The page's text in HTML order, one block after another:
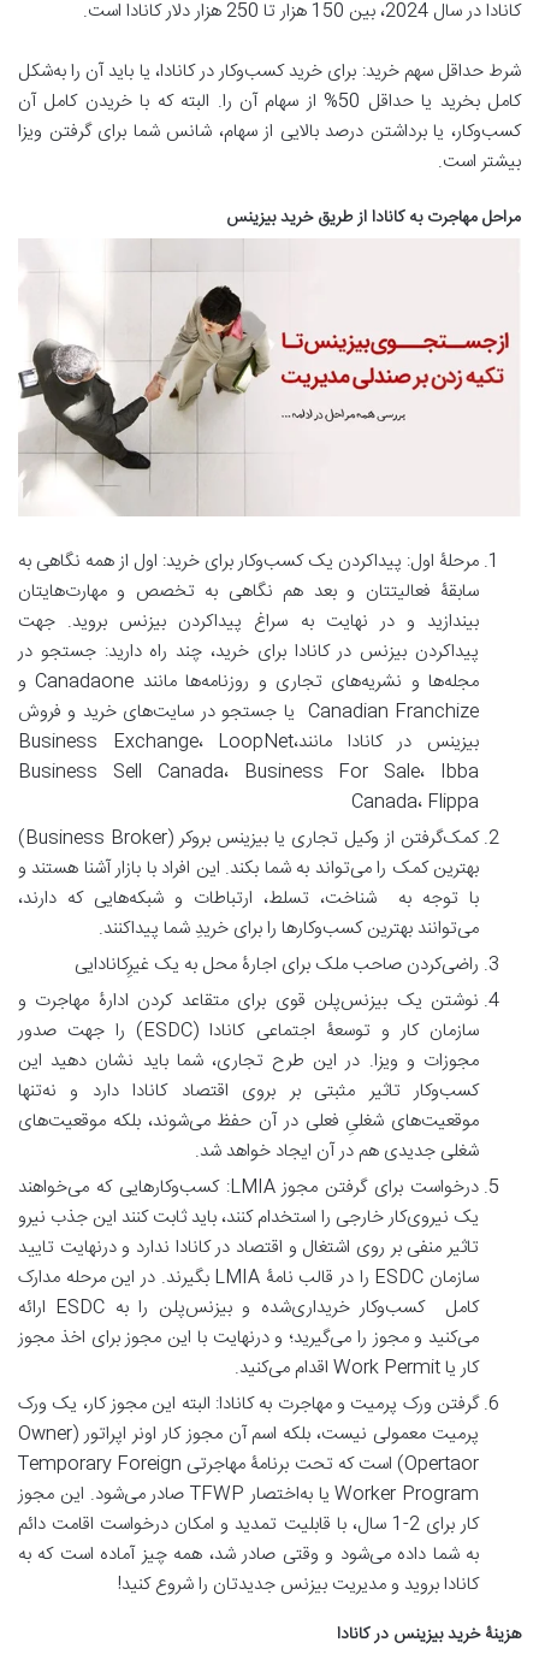
کانادا در سال 2024، بین 150 هزار تا 250 هزار دلار کانادا است.
شرط حداقل سهم خرید: برای خرید کسب‌وکار در کانادا، یا باید آن را به‌شکل
کامل بخرید یا حداقل 50% از سهام آن را. البته که با خریدن کامل آن
کسب‌وکار، یا برداشتن درصد بالایی از سهام، شانس شما برای گرفتن ویزا
بیشتر است.
مراحل مهاجرت به کانادا از طریق خرید بیزینس
مرحلۀ اول: پیداکردن یک کسب‌وکار برای خرید: اول از همه نگاهی به
سابقۀ فعالیتتان و بعد هم نگاهی به تخصص و مهارت‌هایتان
بیندازید و در نهایت به سراغ پیداکردن بیزنس بروید. جهت
پیداکردن بیزنس در کانادا برای خرید، چند راه دارید: جستجو در
مجله‌ها و نشریه‌های تجاری و روزنامه‌ها مانند Canadaone و
Canadian Franchize یا جستجو در سایت‌های خرید و فروش
بیزینس در کانادا مانندBusiness Exchange، LoopNet،
Business Sell Canada، Business For Sale، Ibba
Canada، Flippa
کمک‌گرفتن از وکیل تجاری یا بیزینس بروکر (Business Broker)
بهترین کمک را می‌تواند به شما بکند. این افراد با بازار آشنا هستند و
با توجه به شناخت، تسلط، ارتباطات و شبکه‌هایی که دارند،
می‌توانند بهترین کسب‌وکارها را برای خریدِ شما پیداکنند.
راضی‌کردن صاحب ملک برای اجارۀ محل به یک غیرِکانادایی
نوشتن یک بیزنس‌پلن قوی برای متقاعد کردن ادارۀ مهاجرت و
سازمان کار و توسعۀ اجتماعی کانادا (ESDC) را جهت صدور
مجوزات و ویزا. در این طرح تجاری، شما باید نشان دهید این
کسب‌وکار تاثیر مثبتی بر بروی اقتصاد کانادا دارد و نه‌تنها
موقعیت‌های شغلیِ فعلی در آن حفظ می‌شوند، بلکه موقعیت‌های
شغلی جدیدی هم در آن ایجاد خواهد شد.
درخواست برای گرفتن مجوز LMIA: کسب‌وکارهایی که می‌خواهند
یک نیروی‌کار خارجی را استخدام کنند، باید ثابت کنند این جذب نیرو
تاثیر منفی بر روی اشتغال و اقتصاد در کانادا ندارد و درنهایت تایید
سازمان ESDC را در قالب نامۀ LMIA بگیرند. در این مرحله مدارک
کامل کسب‌وکار خریداری‌شده و بیزنس‌پلن را به ESDC ارائه
می‌کنید و مجوز را می‌گیرید؛ و درنهایت با این مجوز برای اخذ مجوز
کار یا Work Permit اقدام می‌کنید.
گرفتن ورک پرمیت و مهاجرت به کانادا: البته این مجوز کار، یک ورک
پرمیت معمولی نیست، بلکه اسم آن مجوز کار اونر اپراتور (Owner
Opertaor) است که تحت برنامۀ مهاجرتی Temporary Foreign
Worker Program یا به‌اختصار TFWP صادر می‌شود. این مجوز
کار برای 2-1 سال، با قابلیت تمدید و امکان درخواست اقامت دائم
به شما داده می‌شود و وقتی صادر شد، همه چیز آماده است که به
کانادا بروید و مدیریت بیزنس جدیدتان را شروع کنید!
هزینۀ خرید بیزینس در کانادا